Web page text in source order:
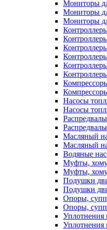
Мониторы
Мониторы
Мониторы
Насосы
Насосы
Масляный
Масляный
Водяные
Муфты,
Муфты,
Подушки
Подушки
Опоры,
Опоры,
Уплотнения
Уплотнения